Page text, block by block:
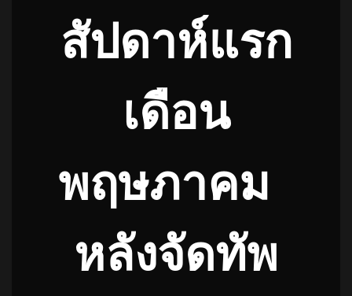
สัปดาห์แรก
เดือน
พฤษภาคม
หลังจัดทัพ